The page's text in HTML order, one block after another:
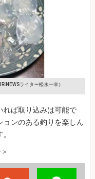
ライター松永一幸）
れば取り込みは可能で
ンのある釣りを楽しん